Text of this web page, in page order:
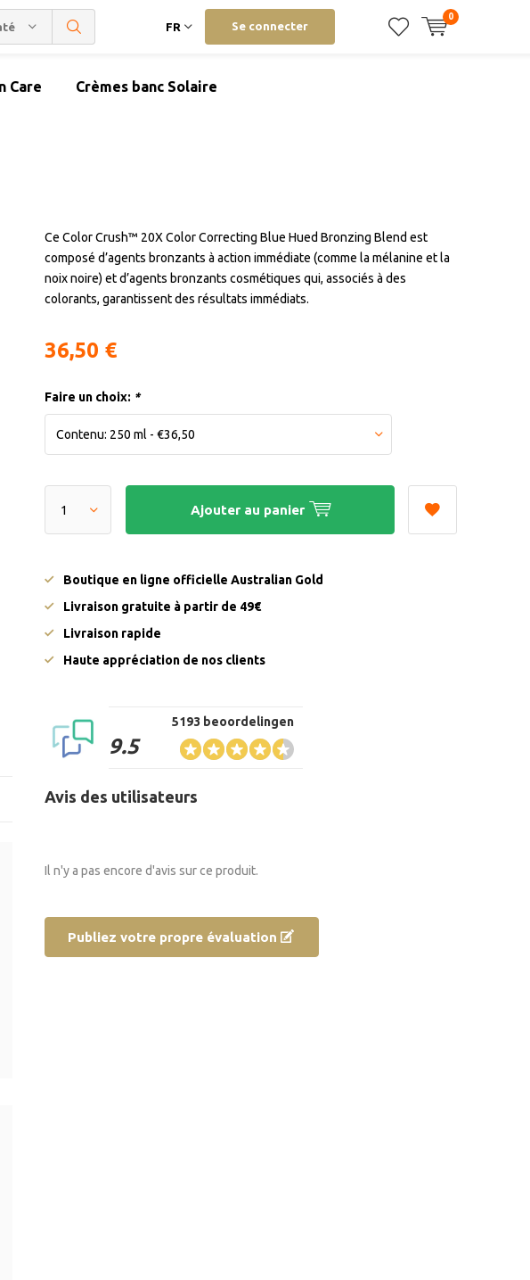
FR Se connecter
0
Care Crèmes banc Solaire
Ce Color Crush™ 20X Color Correcting Blue Hued Bronzing Blend est
composé d’agents bronzants à action immédiate (comme la mélanine et la
noix noire) et d’agents bronzants cosmétiques qui, associés à des
colorants, garantissent des résultats immédiats.
36,50 €
Faire un choix: *
Ajouter au panier
Boutique en ligne officielle Australian Gold
Livraison gratuite à partir de 49€
Livraison rapide
Haute appréciation de nos clients
9.5
5193 beoordelingen
Avis des utilisateurs
Il n'y a pas encore d'avis sur ce produit.
Publiez votre propre évaluation